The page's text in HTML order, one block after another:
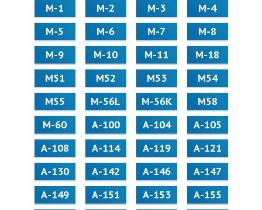
М-1 М-2 М-3
М-4
М-5
М-6 М-7
М-8
М-9
М-10 М-11
М-18
М51
М52 М53
М54
М55
M-56L M-56K
М58
M-60
А-100 А-104
А-105
А-108
А-114 А-119
А-121
А-130
А-142 А-146
А-147
А-149
А-151 А-153
А-155